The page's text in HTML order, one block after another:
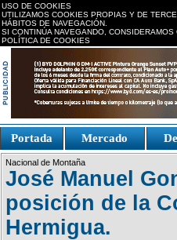
USO DE COOKIES
UTILIZAMOS COOKIES PROPIAS Y DE
HÁBITOS DE NAVEGACIÓN.
SI CONTINÚA NAVEGANDO,
POLÍTICA DE COOKIES
Portada Mercado
Fake Watches
replica-
watch.is
Nacional de Montaña
José Manuel
posición de la
Hermigua.